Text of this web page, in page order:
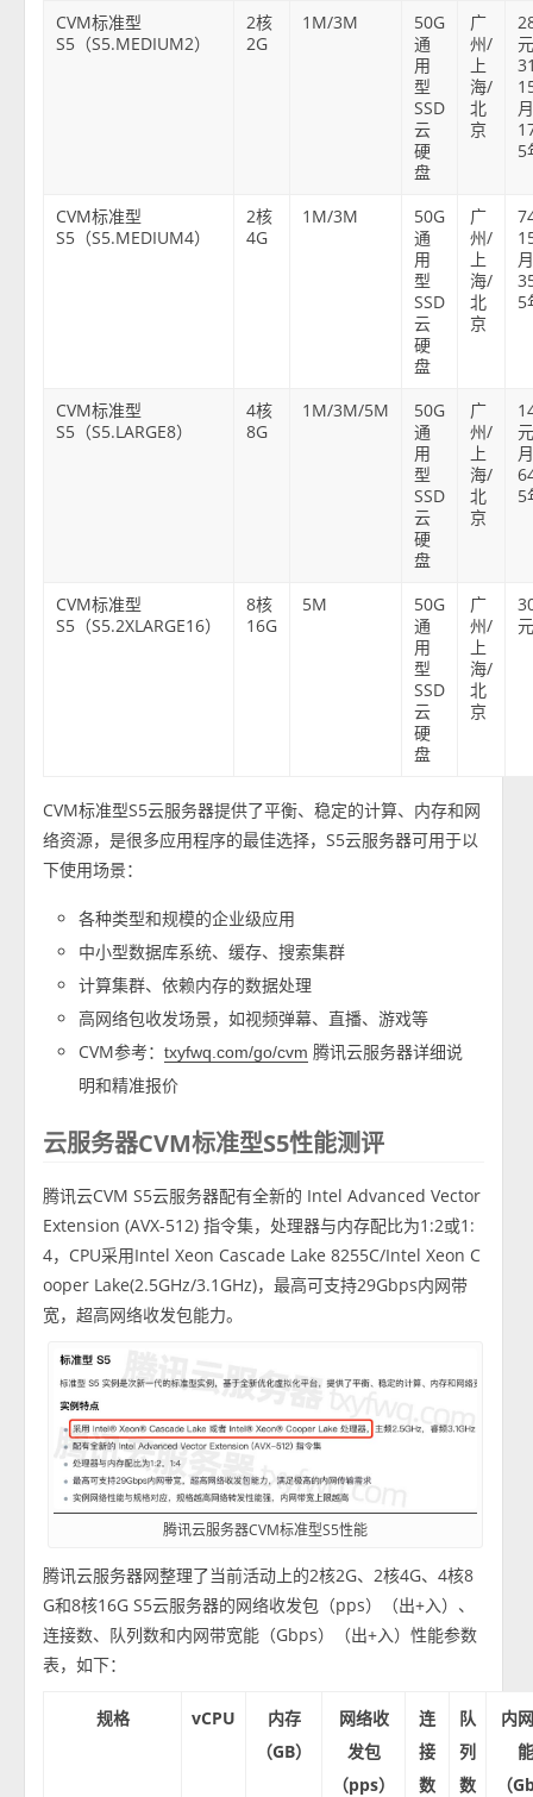
CVM标准型
S5（S5.MEDIUM2）
2核
2G
1M/3M
50G
通
用
型
SSD
云
硬
盘
广
州/
上
海/
北
京
5
CVM标准型
S5（S5.MEDIUM4）
2核
4G
1M/3M
50G
通
用
型
SSD
云
硬
盘
广
州/
上
海/
北
京
5
CVM标准型
S5（S5.LARGE8）
4核
8G
1M/3M/5M
50G
通
用
型
SSD
云
硬
盘
广
州/
上
海/
北
京
5
CVM标准型
S5（S5.2XLARGE16）
8核
16G
5M
50G
通
用
型
SSD
云
硬
盘
广
州/
上
海/
北
京
CVM标准型S5云服务器提供了平衡、稳定的计算、内存和网
络资源，是很多应用程序的最佳选择，S5云服务器可用于以
下使用场景：
各种类型和规模的企业级应用
中小型数据库系统、缓存、搜索集群
计算集群、依赖内存的数据处理
高网络包收发场景，如视频弹幕、直播、游戏等
CVM参考：txyfwq.com/go/cvm 腾讯云服务器详细说
明和精准报价
云服务器CVM标准型S5性能测评
腾讯云CVM S5云服务器配有全新的 Intel Advanced Vector
Extension (AVX-512) 指令集，处理器与内存配比为1:2或1:
4，CPU采用Intel Xeon Cascade Lake 8255C/Intel Xeon C
ooper Lake(2.5GHz/3.1GHz)，最高可支持29Gbps内网带
宽，超高网络收发包能力。
腾讯云服务器CVM标准型S5性能
腾讯云服务器网整理了当前活动上的2核2G、2核4G、4核8
G和8核16G S5云服务器的网络收发包（pps）（出+入）、
连接数、队列数和内网带宽能（Gbps）（出+入）性能参数
表，如下：
规格 vCPU
内存
（GB）
网络收
发包
（pps）
连
接
数
队
列
数
内
（